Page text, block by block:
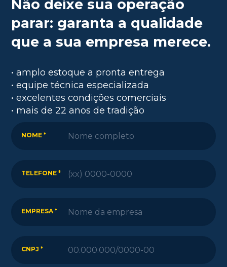
Não deixe sua operação
parar: garanta a qualidade
que a sua empresa merece.
• amplo estoque a pronta entrega
• equipe técnica especializada
• excelentes condições comerciais
• mais de 22 anos de tradição
NOME *
TELEFONE *
EMPRESA *
CNPJ *